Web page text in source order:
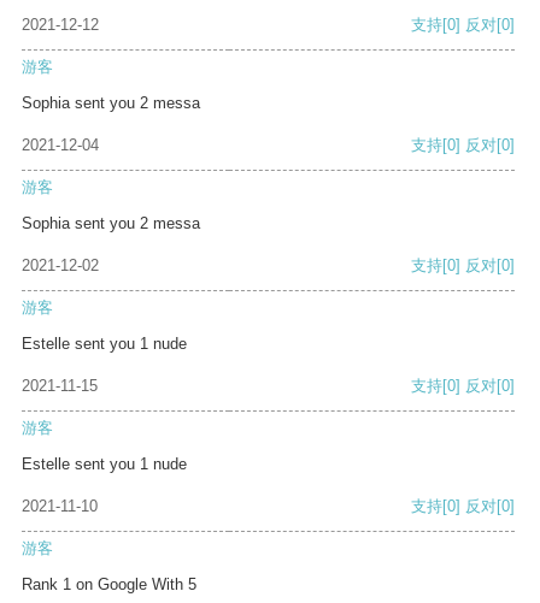
2021-12-12 支持[0] 反对[0]
游客
Sophia sent you 2 messa
2021-12-04 支持[0] 反对[0]
游客
Sophia sent you 2 messa
2021-12-02 支持[0] 反对[0]
游客
Estelle sent you 1 nude
2021-11-15 支持[0] 反对[0]
游客
Estelle sent you 1 nude
2021-11-10 支持[0] 反对[0]
游客
Rank 1 on Google With 5